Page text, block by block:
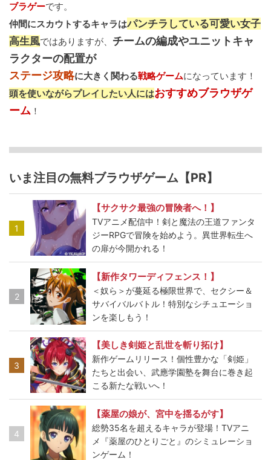
ブラゲーです。
仲間にスカウトするキャラはパンチラしている可愛い女子
高生風ではありますが、 チームの編成やユニットキャ
ラクターの配置が
ステージ攻略に大きく関わる戦略ゲームになっています！
頭を使いながらプレイしたい人にはおすすめブラウザゲ
ーム ！
いま注目の無料ブラウザゲーム【PR】
1
【サクサク最強の冒険者へ！】
TVアニメ配信中！剣と魔法の王道ファンタ
ジーRPGで冒険を始めよう。異世界転生へ
の扉が今開かれる！
2
【新作タワーディフェンス！】
＜奴ら＞が蔓延る極限世界で、セクシー＆
サバイバルバトル！特別なシチュエーショ
ンを楽しもう！
3
【美しき剣姫と乱世を斬り拓け】
新作ゲームリリース！個性豊かな「剣姫」
たちと出会い、武應学園塾を舞台に巻き起
こる新たな戦いへ！
4
【薬屋の娘が、宮中を揺るがす】
総勢35名を超えるキャラが登場！TVアニ
メ『薬屋のひとりごと』のシミュレーショ
ンゲーム！